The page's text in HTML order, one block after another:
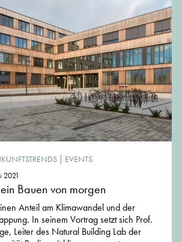
| EVENTS
2021
Bauen von morgen
Anteil am Klimawandel und der
In seinem Vortrag setzt sich Prof.
Leiter des Natural Building Lab der